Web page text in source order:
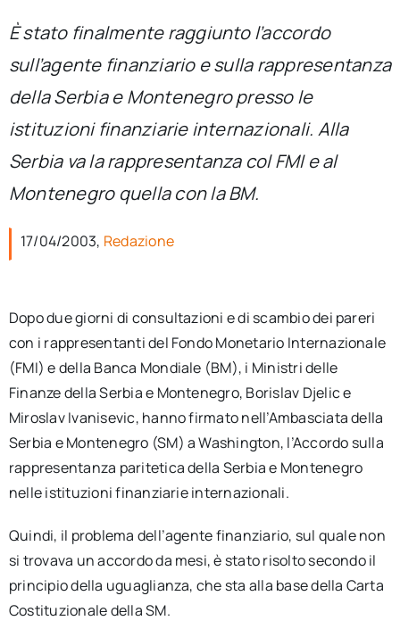
Chi siamo
per:
Newsletter
Ita
È stato finalmente raggiunto l’accordo
sull’agente finanziario e sulla rappresentanza
della Serbia e Montenegro presso le
istituzioni finanziarie internazionali. Alla
Serbia va la rappresentanza col FMI e al
Montenegro quella con la BM.
17/04/2003, Redazione
Dopo due giorni di consultazioni e di scambio dei pareri
con i rappresentanti del Fondo Monetario Internazionale
(FMI) e della Banca Mondiale (BM), i Ministri delle
Finanze della Serbia e Montenegro, Borislav Djelic e
Miroslav Ivanisevic, hanno firmato nell’Ambasciata della
Serbia e Montenegro (SM) a Washington, l’Accordo sulla
rappresentanza paritetica della Serbia e Montenegro
nelle istituzioni finanziarie internazionali.
Quindi, il problema dell’agente finanziario, sul quale non
si trovava un accordo da mesi, è stato risolto secondo il
principio della uguaglianza, che sta alla base della Carta
Costituzionale della SM.